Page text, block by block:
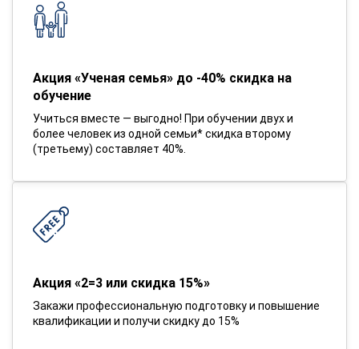
Акция «Ученая семья» до -40% скидка на
обучение
Учиться вместе — выгодно! При обучении двух и
более человек из одной семьи* скидка второму
(третьему) составляет 40%.
Акция «2=3 или скидка 15%»
Закажи профессиональную подготовку и повышение
квалификации и получи скидку до 15%